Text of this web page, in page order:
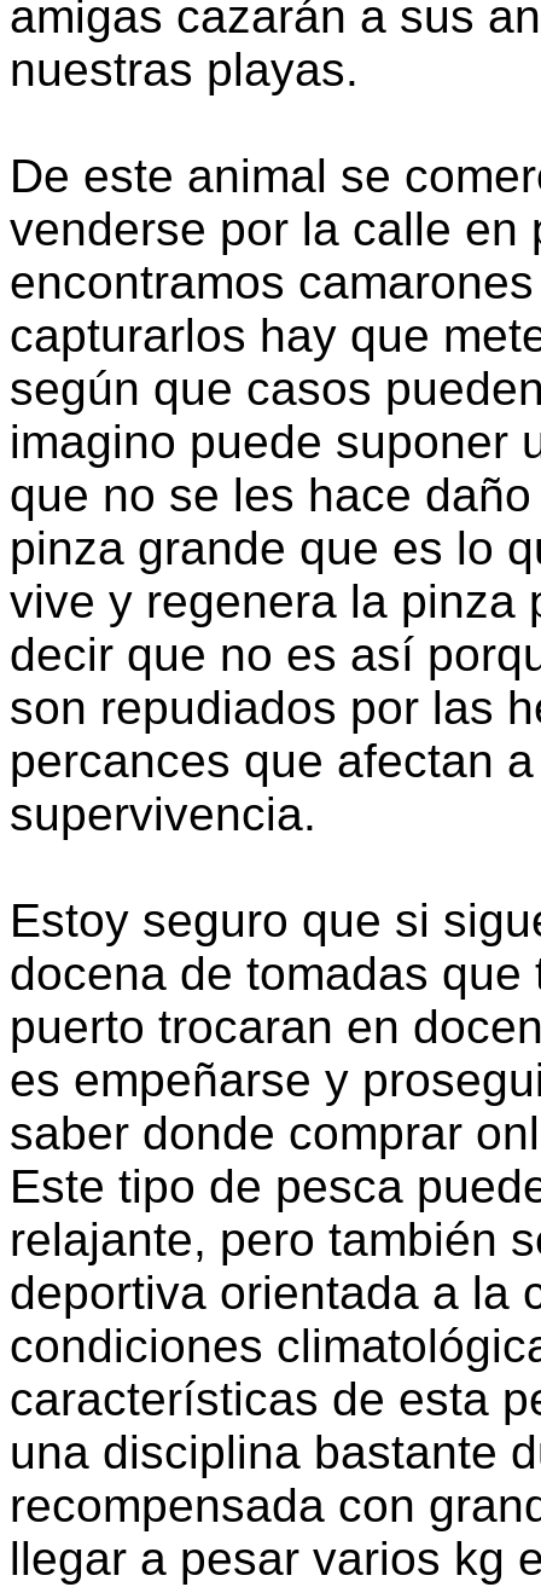
amigas cazarán a sus
nuestras playas.
De este animal se
venderse por la calle en
encontramos
capturarlos hay que
según que casos
imagino puede suponer
que no se les hace
pinza grande que es lo
vive y regenera la pinza
decir que no es así
son repudiados por las
percances que afectan
supervivencia.
Estoy seguro que si
docena de tomadas
puerto trocaran en
es empeñarse y
saber donde comprar
Este tipo de pesca
relajante, pero también
deportiva orientada a la
condiciones
características de esta
una disciplina bastante
recompensada con
llegar a pesar varios kg